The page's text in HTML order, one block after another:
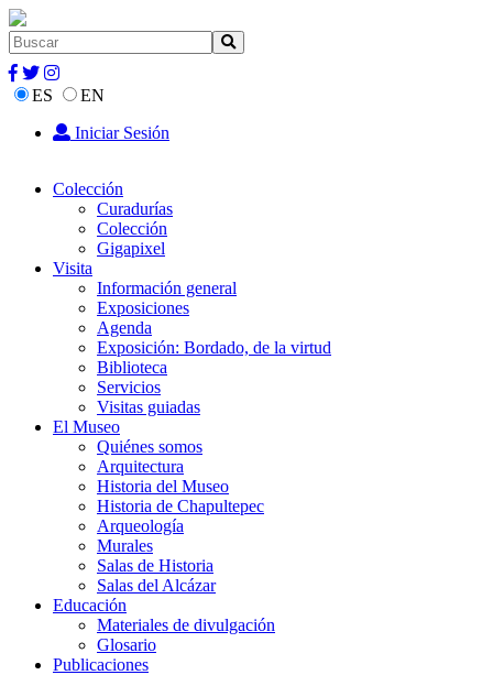
ES
EN
Iniciar Sesión
Colección
Curadurías
Colección
Gigapixel
Visita
Información general
Exposiciones
Agenda
Exposición: Bordado, de la virtud
Biblioteca
Servicios
Visitas guiadas
El Museo
Quiénes somos
Arquitectura
Historia del Museo
Historia de Chapultepec
Arqueología
Murales
Salas de Historia
Salas del Alcázar
Educación
Materiales de divulgación
Glosario
Publicaciones